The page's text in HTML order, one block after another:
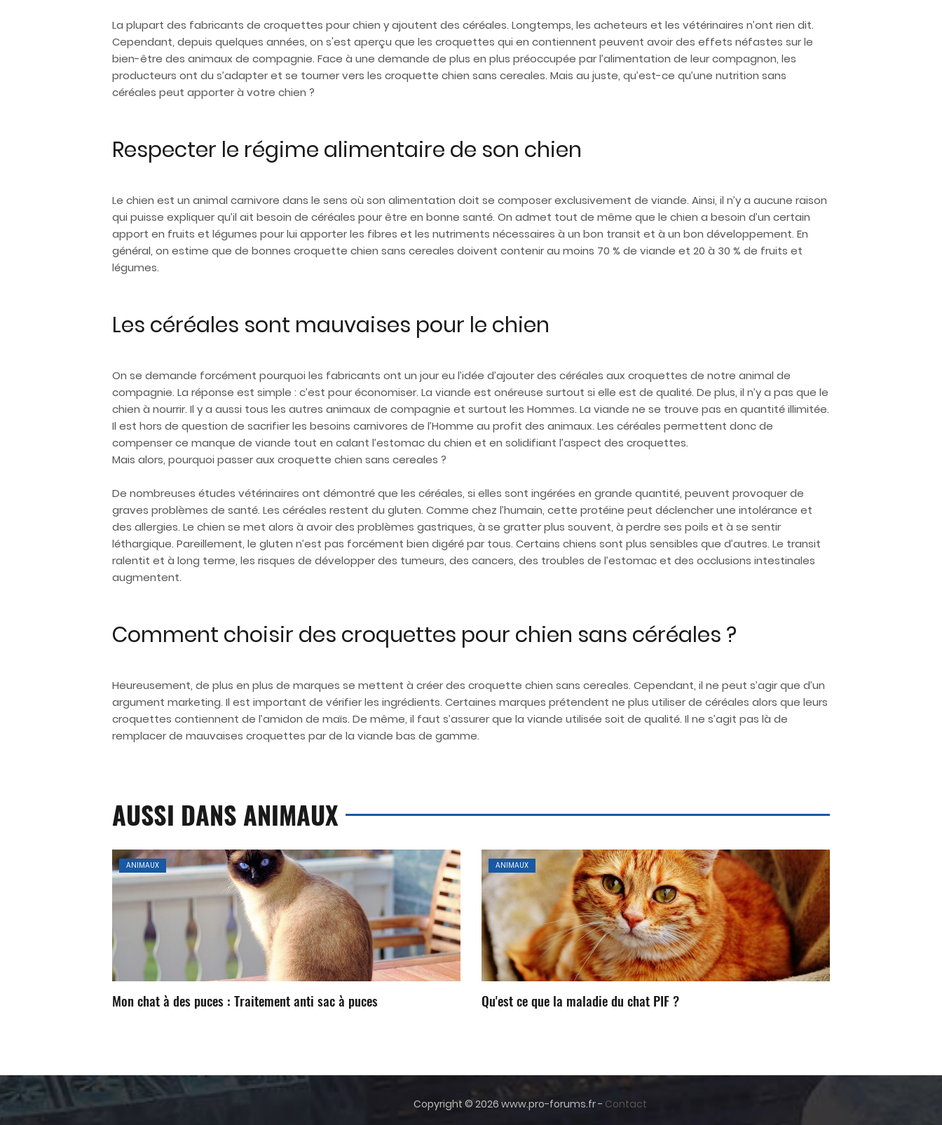
La plupart des fabricants de croquettes pour chien y ajoutent des céréales. Longtemps, les acheteurs et les vétérinaires n’ont rien dit.
Cependant, depuis quelques années, on s'est aperçu que les croquettes qui en contiennent peuvent avoir des effets néfastes sur le
bien-être des animaux de compagnie. Face à une demande de plus en plus préoccupée par l’alimentation de leur compagnon, les
producteurs ont du s’adapter et se tourner vers les croquette chien sans cereales. Mais au juste, qu’est-ce qu’une nutrition sans
céréales peut apporter à votre chien ?
Respecter le régime alimentaire de son chien
Le chien est un animal carnivore dans le sens où son alimentation doit se composer exclusivement de viande. Ainsi, il n’y a aucune raison
qui puisse expliquer qu’il ait besoin de céréales pour être en bonne santé. On admet tout de même que le chien a besoin d’un certain
apport en fruits et légumes pour lui apporter les fibres et les nutriments nécessaires à un bon transit et à un bon développement. En
général, on estime que de bonnes croquette chien sans cereales doivent contenir au moins 70 % de viande et 20 à 30 % de fruits et
légumes.
Les céréales sont mauvaises pour le chien
On se demande forcément pourquoi les fabricants ont un jour eu l’idée d’ajouter des céréales aux croquettes de notre animal de
compagnie. La réponse est simple : c’est pour économiser. La viande est onéreuse surtout si elle est de qualité. De plus, il n’y a pas que le
chien à nourrir. Il y a aussi tous les autres animaux de compagnie et surtout les Hommes. La viande ne se trouve pas en quantité illimitée.
Il est hors de question de sacrifier les besoins carnivores de l’Homme au profit des animaux. Les céréales permettent donc de
compenser ce manque de viande tout en calant l’estomac du chien et en solidifiant l’aspect des croquettes.
Mais alors, pourquoi passer aux croquette chien sans cereales ?
De nombreuses études vétérinaires ont démontré que les céréales, si elles sont ingérées en grande quantité, peuvent provoquer de
graves problèmes de santé. Les céréales restent du gluten. Comme chez l’humain, cette protéine peut déclencher une intolérance et
des allergies. Le chien se met alors à avoir des problèmes gastriques, à se gratter plus souvent, à perdre ses poils et à se sentir
léthargique. Pareillement, le gluten n’est pas forcément bien digéré par tous. Certains chiens sont plus sensibles que d’autres. Le transit
ralentit et à long terme, les risques de développer des tumeurs, des cancers, des troubles de l’estomac et des occlusions intestinales
augmentent.
Comment choisir des croquettes pour chien sans céréales ?
Heureusement, de plus en plus de marques se mettent à créer des croquette chien sans cereales. Cependant, il ne peut s’agir que d’un
argument marketing. Il est important de vérifier les ingrédients. Certaines marques prétendent ne plus utiliser de céréales alors que leurs
croquettes contiennent de l’amidon de maïs. De même, il faut s’assurer que la viande utilisée soit de qualité. Il ne s’agit pas là de
remplacer de mauvaises croquettes par de la viande bas de gamme.
AUSSI DANS ANIMAUX
ANIMAUX
Mon chat à des puces : Traitement anti sac à puces
ANIMAUX
Qu'est ce que la maladie du chat PIF ?
Copyright © 2026 www.pro-forums.fr - Contact